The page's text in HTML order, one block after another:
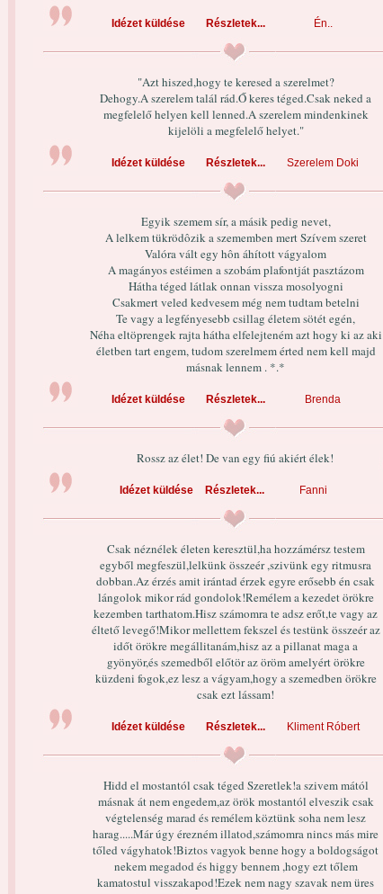
Idézet küldése Részletek... Én..
"Azt hiszed,hogy te keresed a szerelmet?
Dehogy.A szerelem talál rád.Ő keres téged.Csak neked a
megfelelő helyen kell lenned.A szerelem mindenkinek
kijelöli a megfelelő helyet."
Idézet küldése Részletek... Szerelem Doki
Egyik szemem sír, a másik pedig nevet,
A lelkem tükrödôzik a szememben mert Szívem szeret
Valóra vált egy hôn áhított vágyalom
A magányos estéimen a szobám plafontját pasztázom
Hátha téged látlak onnan vissza mosolyogni
Csakmert veled kedvesem még nem tudtam betelni
Te vagy a legfényesebb csillag életem sötét egén,
Néha eltöprengek rajta hátha elfelejteném azt hogy ki az aki
életben tart engem, tudom szerelmem érted nem kell majd
másnak lennem . *.*
Idézet küldése Részletek... Brenda
Rossz az élet! De van egy fiú akiért élek!
Idézet küldése Részletek... Fanni
Csak néznélek életen keresztül,ha hozzámérsz testem
egyből megfeszül,lelkünk összeér ,szivünk egy ritmusra
dobban.Az érzés amit irántad érzek egyre erősebb én csak
lángolok mikor rád gondolok!Remélem a kezedet örökre
kezemben tarthatom.Hisz számomra te adsz erőt,te vagy az
éltető levegő!Mikor mellettem fekszel és testünk összeér az
időt örökre megállitanám,hisz az a pillanat maga a
gyönyör,és szemedből előtör az öröm amelyért örökre
küzdeni fogok,ez lesz a vágyam,hogy a szemedben örökre
csak ezt lássam!
Idézet küldése Részletek... Kliment Róbert
Hidd el mostantól csak téged Szeretlek!a szivem mától
másnak át nem engedem,az örök mostantól elveszik csak
végtelenség marad és remélem köztünk soha nem lesz
harag.....Már úgy érezném illatod,számomra nincs más mire
tőled vágyhatok!Biztos vagyok benne hogy a boldogságot
nekem megadod és higgy bennem ,hogy ezt tőlem
kamatostul visszakapod!Ezek nem nagy szavak nem üres